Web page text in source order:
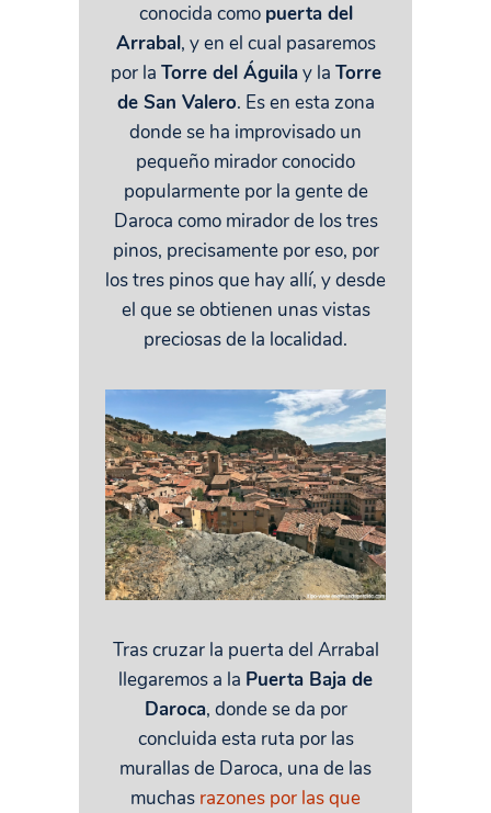
conocida como puerta del
Arrabal, y en el cual pasaremos
por la Torre del Águilay la Torre
de San Valero. Es en esta zona
donde se ha improvisado un
pequeño mirador conocido
popularmente por la gente de
Daroca como mirador de los tres
pinos, precisamente por eso, por
los tres pinos que hay allí, y desde
el que se obtienen unas vistas
preciosas de la localidad.
Tras cruzar la puerta del Arrabal
llegaremos a la Puerta Baja de
Daroca, donde se da por
concluida esta ruta por las
murallas de Daroca, una de las
muchas razones por las que